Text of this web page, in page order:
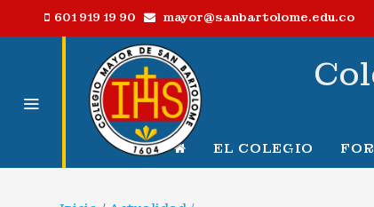
601 919 19 90 mayor@sanbartolome.edu.co
EL COLEGIO